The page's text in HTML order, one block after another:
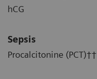
hCG
Sepsis
Procalcitonine (PCT)††